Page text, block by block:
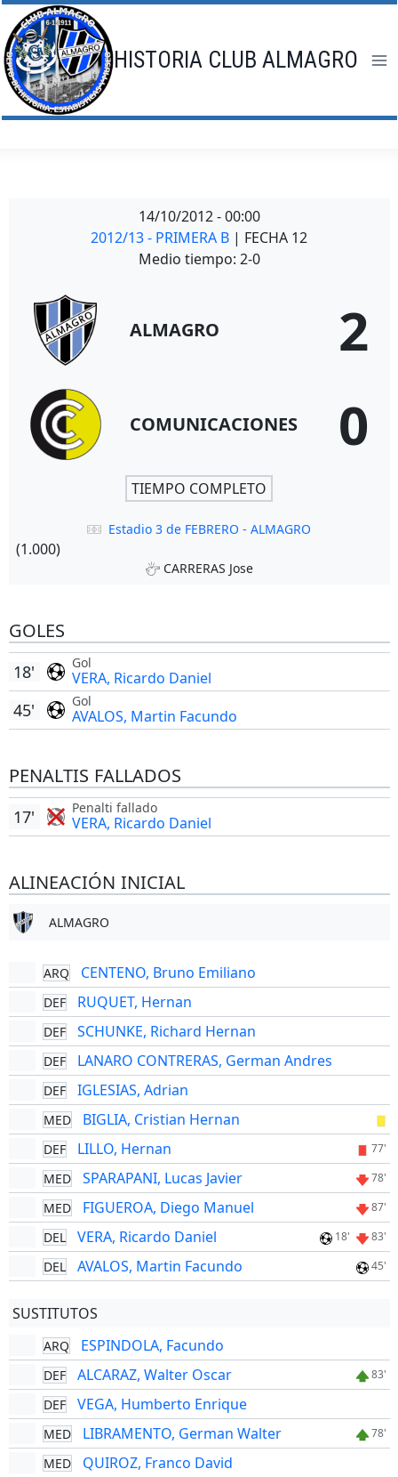
Saltar
al
contenido
HISTORIA CLUB ALMAGRO
14/10/2012 - 00:00
2012/13 - PRIMERA B | FECHA 12
Medio tiempo: 2-0
ALMAGRO 2
COMUNICACIONES 0
TIEMPO COMPLETO
Estadio 3 de FEBRERO - ALMAGRO
(1.000)
CARRERAS Jose
GOLES
Gol
VERA, Ricardo Daniel
18'
Gol
AVALOS, Martin Facundo
45'
PENALTIS FALLADOS
Penalti fallado
VERA, Ricardo Daniel
17'
ALINEACIÓN INICIAL
ALMAGRO
ARQ CENTENO, Bruno Emiliano
DEF RUQUET, Hernan
DEF SCHUNKE, Richard Hernan
DEF LANARO CONTRERAS, German Andres
DEF IGLESIAS, Adrian
MED BIGLIA, Cristian Hernan
DEF LILLO, Hernan 77'
MED SPARAPANI, Lucas Javier 78'
MED FIGUEROA, Diego Manuel 87'
DEL VERA, Ricardo Daniel 18' 83'
DEL AVALOS, Martin Facundo 45'
SUSTITUTOS
ARQ ESPINDOLA, Facundo
DEF ALCARAZ, Walter Oscar 83'
DEF VEGA, Humberto Enrique
MED LIBRAMENTO, German Walter 78'
MED QUIROZ, Franco David